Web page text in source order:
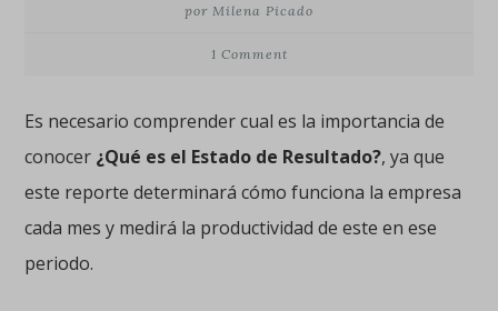
por Milena Picado
1 Comment
Es necesario comprender cual es la importancia de
conocer ¿Qué es el Estado de Resultado?, ya que
este reporte determinará cómo funciona la empresa
cada mes y medirá la productividad de este en ese
periodo.